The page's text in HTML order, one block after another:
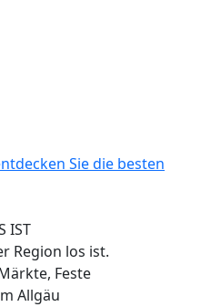
IST
Region los ist.
Feste
Allgäu